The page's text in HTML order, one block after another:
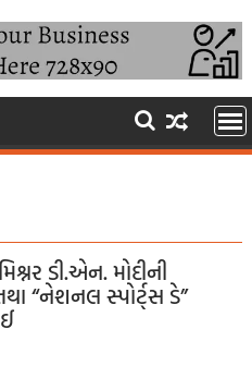
ડી.એન. મોદીની
“નેશનલ સ્પોર્ટ્સ ડે”